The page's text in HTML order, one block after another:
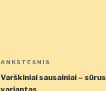
Navigacija
tarp
Ankstesnis
įrašas
ANKSTESNIS
Varškiniai sausainiai – sūrus